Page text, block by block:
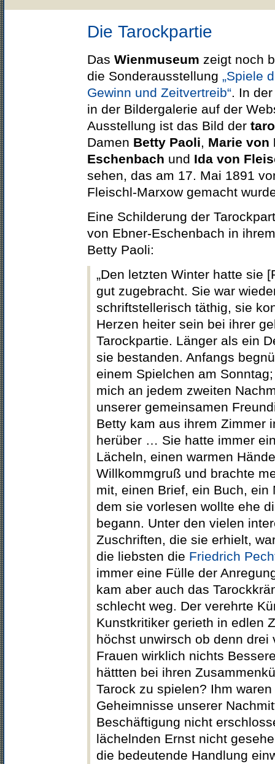
Die Tarockpartie
Das Wienmuseum zeigt noch
die Sonderausstellung „Spiele
Gewinn und Zeitvertreib“. In
in der Bildergalerie auf der
Ausstellung ist das Bild der
Damen Betty Paoli, Marie von
Eschenbach und Ida von
sehen, das am 17. Mai 1891
Fleischl-Marxow gemacht
Eine Schilderung der
von Ebner-Eschenbach in
Betty Paoli:
„Den letzten Winter hatte sie
gut zugebracht. Sie war
schriftstellerisch täthig, sie
Herzen heiter sein bei ihrer
Tarockpartie. Länger als ein
sie bestanden. Anfangs
einem Spielchen am
mich an jedem zweiten
unserer gemeinsamen
Betty kam aus ihrem Zimmer
herüber … Sie hatte immer
Lächeln, einen warmen
Willkommgruß und brachte
mit, einen Brief, ein Buch, ein
dem sie vorlesen wollte ehe
begann. Unter den vielen
Zuschriften, die sie erhielt,
die liebsten die Friedrich
immer eine Fülle der
kam aber auch das
schlecht weg. Der verehrte
Kunstkritiker gerieth in edlen
höchst unwirsch ob denn drei
Frauen wirklich nichts
hättten bei ihren
Tarock zu spielen? Ihm
Geheimnisse unserer
Beschäftigung nicht
lächelnden Ernst nicht
die bedeutende Handlung